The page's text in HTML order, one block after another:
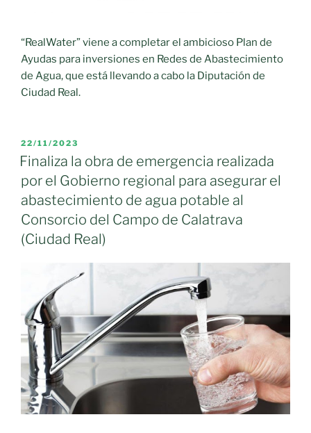
“RealWater” viene a completar el ambicioso Plan de
Ayudas para inversiones en Redes de Abastecimiento
de Agua, que está llevando a cabo la Diputación de
Ciudad Real.
PUBLICADO
EL
22/11/2023
Finaliza la obra de emergencia realizada
por el Gobierno regional para asegurar el
abastecimiento de agua potable al
Consorcio del Campo de Calatrava
(Ciudad Real)